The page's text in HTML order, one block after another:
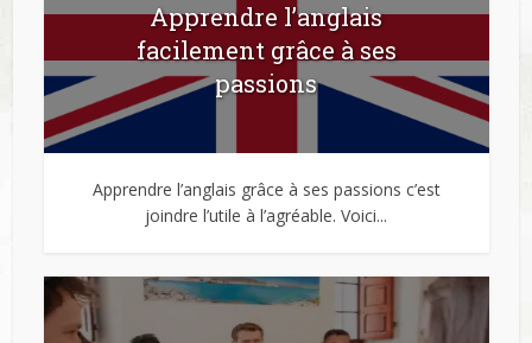
Apprendre l’anglais
facilement grâce à ses
passions
Apprendre l’anglais grâce à ses passions c’est
joindre l’utile à l’agréable. Voici...